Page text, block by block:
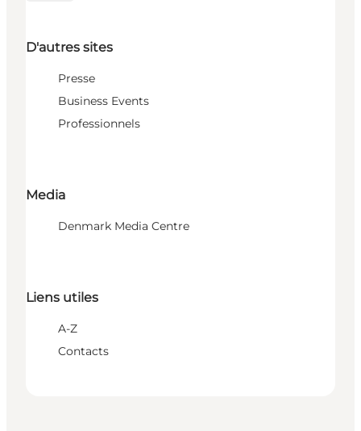
D'autres sites
Presse
Business Events
Professionnels
Media
Denmark Media Centre
Liens utiles
A-Z
Contacts